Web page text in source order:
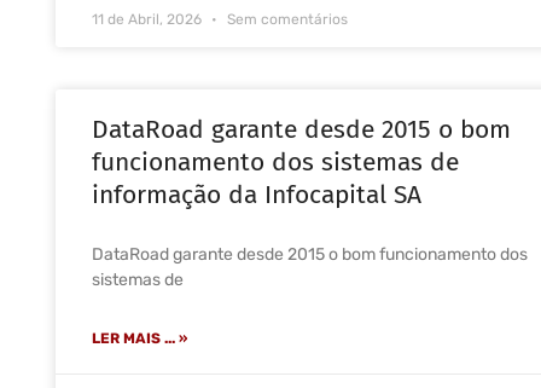
11 de Abril, 2026 Sem comentários
DataRoad garante desde 2015 o bom
funcionamento dos sistemas de
informação da Infocapital SA
DataRoad garante desde 2015 o bom funcionamento dos
sistemas de
LER MAIS ... »